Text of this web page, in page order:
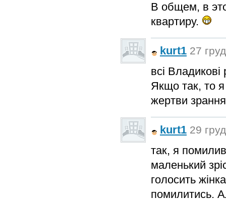
В общем, в
квартиру.
kurt1 27
всі
Якщо так, то я
жертви
kurt1 29
так, я
маленький
голосить
помилитись.